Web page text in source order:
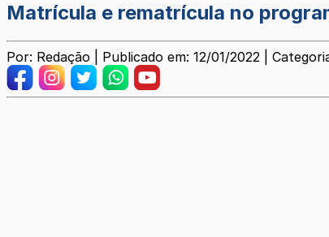
Matrícula e rematrícula no
Por: Redação | Publicado em: 12/01/2022 |